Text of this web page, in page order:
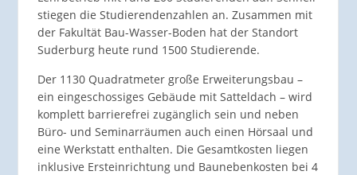
stiegen die Studierendenzahlen an. Zusammen mit
der Fakultät Bau-Wasser-Boden hat der Standort
Suderburg heute rund 1500 Studierende.
Der 1130 Quadratmeter große Erweiterungsbau –
ein eingeschossiges Gebäude mit Satteldach – wird
komplett barrierefrei zugänglich sein und neben
Büro- und Seminarräumen auch einen Hörsaal und
eine Werkstatt enthalten. Die Gesamtkosten liegen
inklusive Ersteinrichtung und Baunebenkosten bei 4